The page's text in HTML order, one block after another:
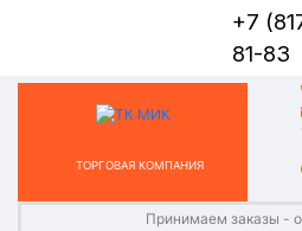
+7
81-83
ТОРГОВАЯ КОМПАНИЯ
Принимаем заказы -